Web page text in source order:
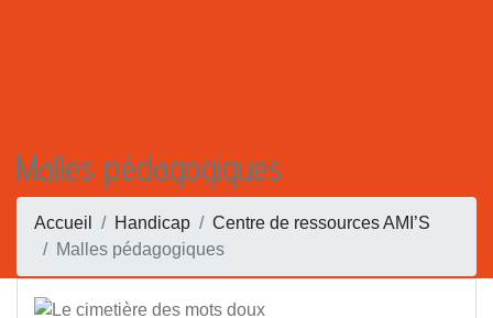
Malles pédagogiques
Accueil Handicap
Centre de ressources AMI’S
Malles pédagogiques